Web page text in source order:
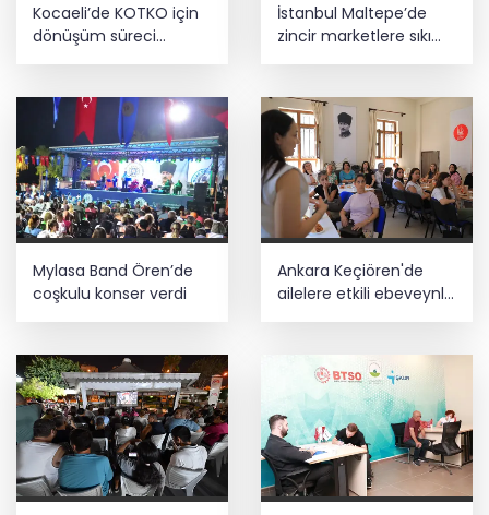
Kocaeli’de KOTKO için
dönüşüm süreci
İstanbul Maltepe’de
zincir marketlere sıkı
Mylasa Band Ören’de
coşkulu konser verdi
Ankara Keçiören'de
ailelere etkili ebeveynlik
eğitimi